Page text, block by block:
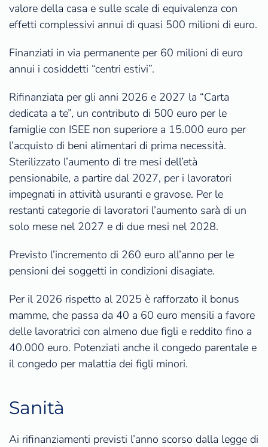
valore della casa e sulle scale di equivalenza con
effetti complessivi annui di quasi 500 milioni di euro.
Finanziati in via permanente per 60 milioni di euro
annui i cosiddetti “centri estivi”.
Rifinanziata per gli anni 2026 e 2027 la “Carta
dedicata a te”, un contributo di 500 euro per le
famiglie con ISEE non superiore a 15.000 euro per
l’acquisto di beni alimentari di prima necessità.
Sterilizzato l’aumento di tre mesi dell’età
pensionabile, a partire dal 2027, per i lavoratori
impegnati in attività usuranti e gravose. Per le
restanti categorie di lavoratori l’aumento sarà di un
solo mese nel 2027 e di due mesi nel 2028.
Previsto l’incremento di 260 euro all’anno per le
pensioni dei soggetti in condizioni disagiate.
Per il 2026 rispetto al 2025 è rafforzato il bonus
mamme, che passa da 40 a 60 euro mensili a favore
delle lavoratrici con almeno due figli e reddito fino a
40.000 euro. Potenziati anche il congedo parentale e
il congedo per malattia dei figli minori.
Sanità
Ai rifinanziamenti previsti l’anno scorso dalla legge di